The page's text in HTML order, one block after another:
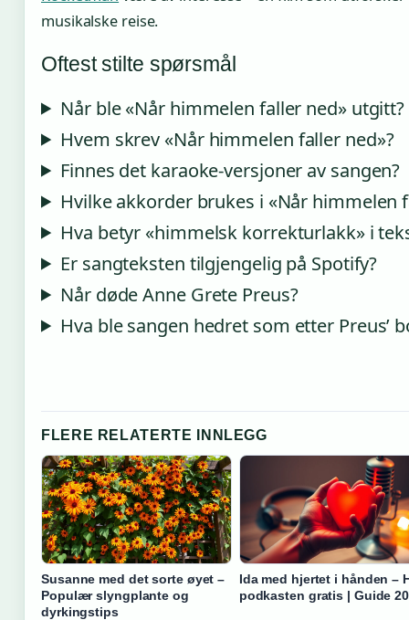
musikalske reise.
Oftest stilte spørsmål
Når ble «Når himmelen faller ned» utgitt?
Hvem skrev «Når himmelen faller ned»?
Finnes det karaoke-versjoner av sangen?
Hvilke akkorder brukes i «Når himmelen
Hva betyr «himmelsk korrekturlakk» i
Er sangteksten tilgjengelig på Spotify?
Når døde Anne Grete Preus?
Hva ble sangen hedret som etter Preus’
FLERE RELATERTE INNLEGG
Susanne med det sorte øyet –
Populær slyngplante og
dyrkingstips
Ida med hjertet i hånden –
podkasten gratis | Guide